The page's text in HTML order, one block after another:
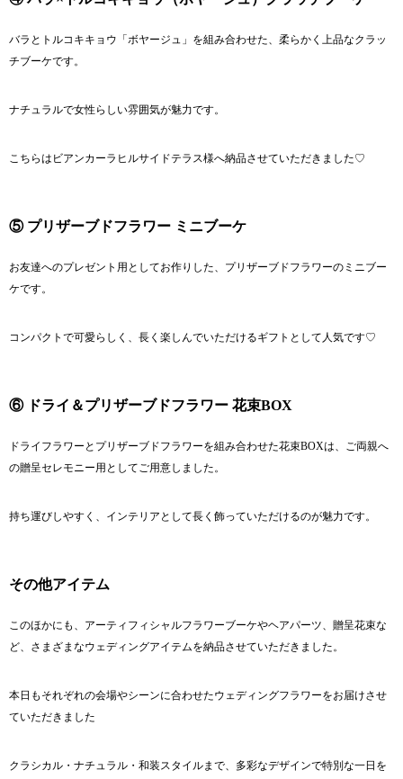
バラとトルコキキョウ「ボヤージュ」を組み合わせた、柔らかく上品なクラッ
チブーケです。
ナチュラルで女性らしい雰囲気が魅力です。
こちらは ビアンカーラヒルサイドテラス様へ納品させていただきました♡
⑤ プリザーブドフラワー ミニブーケ
お友達へのプレゼント用としてお作りした、プリザーブドフラワーのミニブー
ケです。
コンパクトで可愛らしく、長く楽しんでいただけるギフトとして人気です♡
⑥ ドライ＆プリザーブドフラワー 花束BOX
ドライフラワーとプリザーブドフラワーを組み合わせた花束BOXは、ご両親へ
の贈呈セレモニー用としてご用意しました。
持ち運びしやすく、インテリアとして長く飾っていただけるのが魅力です。
その他アイテム
このほかにも、アーティフィシャルフラワーブーケやヘアパーツ、贈呈花束な
ど、さまざまなウェディングアイテムを納品させていただきました。
本日もそれぞれの会場やシーンに合わせたウェディングフラワーをお届けさせ
ていただきました
クラシカル・ナチュラル・和装スタイルまで、多彩なデザインで特別な一日を